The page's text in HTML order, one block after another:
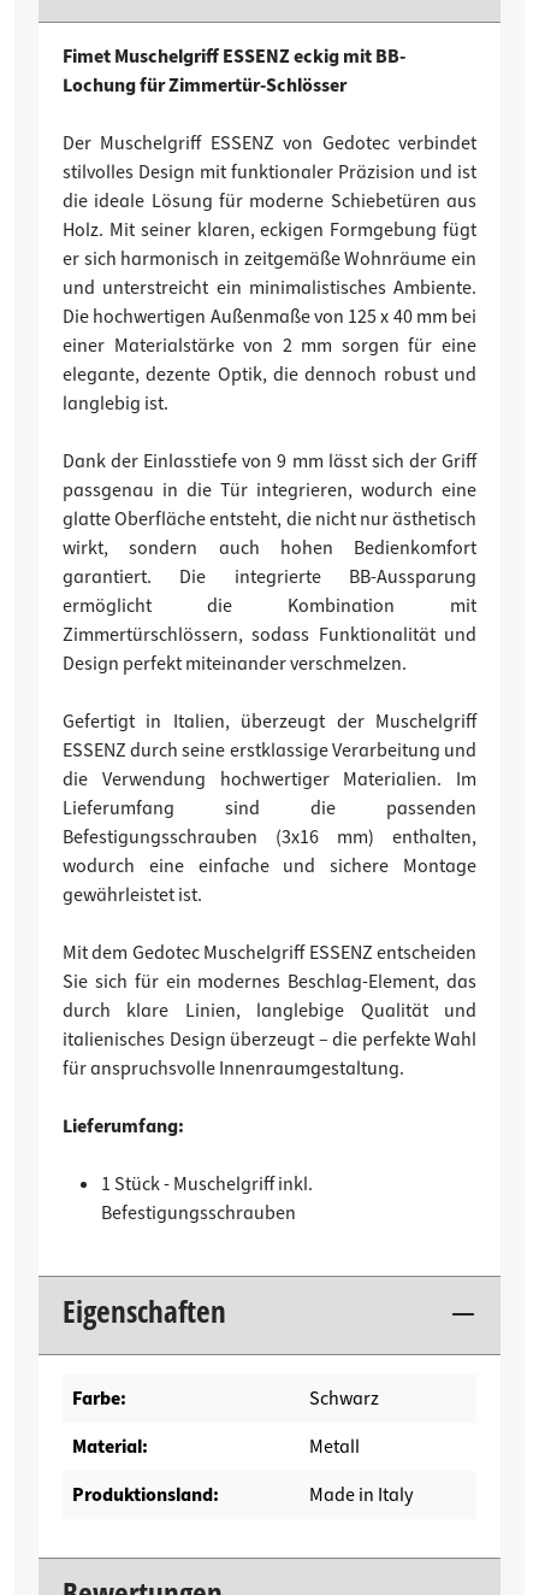
Fimet Muschelgriff ESSENZ eckig mit BB-
Lochung für Zimmertür-Schlösser
Der Muschelgriff ESSENZ von Gedotec verbindet
stilvolles Design mit funktionaler Präzision und ist
die ideale Lösung für moderne Schiebetüren aus
Holz. Mit seiner klaren, eckigen Formgebung fügt
er sich harmonisch in zeitgemäße Wohnräume ein
und unterstreicht ein minimalistisches Ambiente.
Die hochwertigen Außenmaße von 125 x 40 mm bei
einer Materialstärke von 2 mm sorgen für eine
elegante, dezente Optik, die dennoch robust und
langlebig ist.
Dank der Einlasstiefe von 9 mm lässt sich der Griff
passgenau in die Tür integrieren, wodurch eine
glatte Oberfläche entsteht, die nicht nur ästhetisch
wirkt, sondern auch hohen Bedienkomfort
garantiert. Die integrierte BB-Aussparung
ermöglicht die Kombination mit
Zimmertürschlössern, sodass Funktionalität und
Design perfekt miteinander verschmelzen.
Gefertigt in Italien, überzeugt der Muschelgriff
ESSENZ durch seine erstklassige Verarbeitung und
die Verwendung hochwertiger Materialien. Im
Lieferumfang sind die passenden
Befestigungsschrauben (3x16 mm) enthalten,
wodurch eine einfache und sichere Montage
gewährleistet ist.
Mit dem Gedotec Muschelgriff ESSENZ entscheiden
Sie sich für ein modernes Beschlag-Element, das
durch klare Linien, langlebige Qualität und
italienisches Design überzeugt – die perfekte Wahl
für anspruchsvolle Innenraumgestaltung.
Lieferumfang:
1 Stück - Muschelgriff inkl.
Befestigungsschrauben
Eigenschaften
Farbe:
Schwarz
Material:
Metall
Produktionsland:
Made in Italy